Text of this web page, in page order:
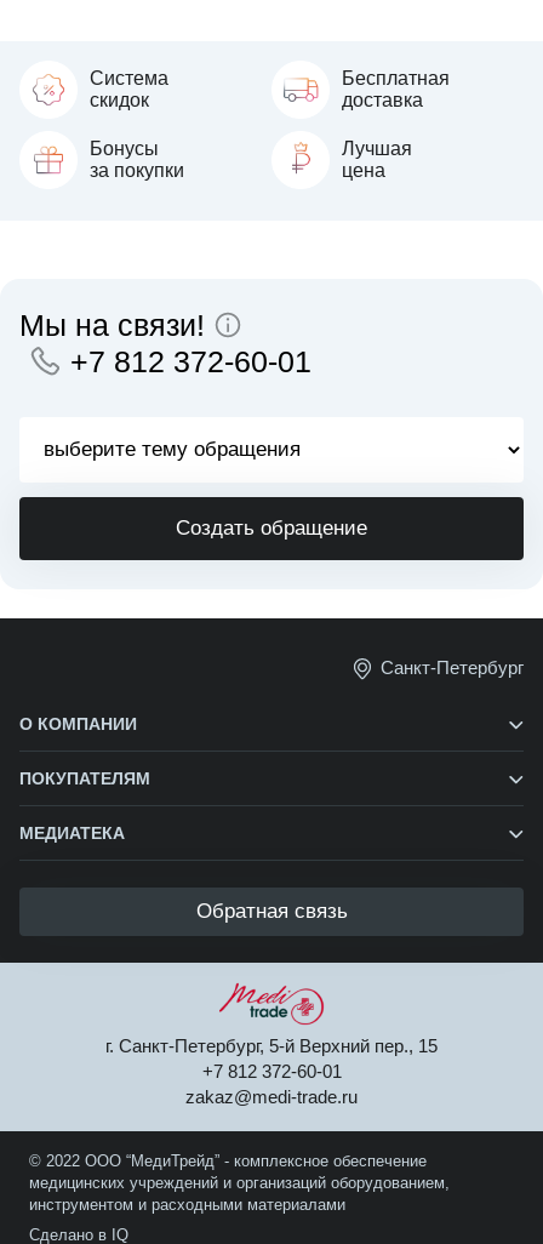
Система
скидок
Бесплатная
доставка
Бонусы
за покупки
Лучшая
цена
Мы на связи!
+7 812 372-60-01
Создать обращение
Санкт-Петербург
О КОМПАНИИ
ПОКУПАТЕЛЯМ
МЕДИАТЕКА
Обратная связь
г. Санкт-Петербург, 5-й Верхний пер., 15
+7 812 372-60-01
zakaz@medi-trade.ru
© 2022 ООО “МедиТрейд” - комплексное обеспечение
медицинских учреждений и организаций оборудованием,
инструментом и расходными материалами
Сделано в IQ